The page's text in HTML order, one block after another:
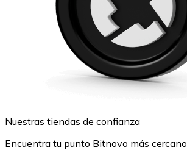
Nuestras tiendas de confianza
Encuentra tu punto Bitnovo más cercano